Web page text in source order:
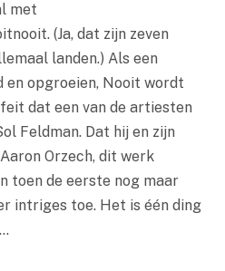
met
(Ja, dat zijn zeven
landen.) Als een
opgroeien, Nooit wordt
dat een van de artiesten
Feldman. Dat hij en zijn
Orzech, dit werk
toen de eerste nog maar
intriges toe. Het is één ding